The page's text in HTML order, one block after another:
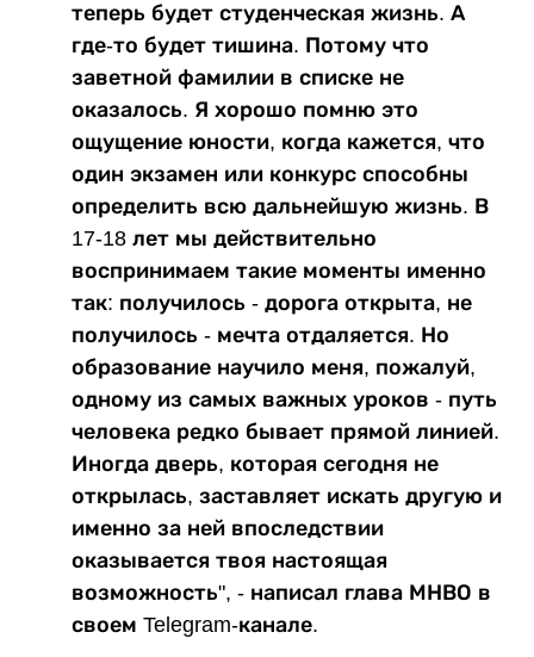
теперь будет студенческая жизнь. А
где-то будет тишина. Потому что
заветной фамилии в списке не
оказалось. Я хорошо помню это
ощущение юности, когда кажется, что
один экзамен или конкурс способны
определить всю дальнейшую жизнь. В
17-18 лет мы действительно
воспринимаем такие моменты именно
так: получилось - дорога открыта, не
получилось - мечта отдаляется. Но
образование научило меня, пожалуй,
одному из самых важных уроков - путь
человека редко бывает прямой линией.
Иногда дверь, которая сегодня не
открылась, заставляет искать другую и
именно за ней впоследствии
оказывается твоя настоящая
возможность", - написал глава МНВО в
своем Telegram-канале.